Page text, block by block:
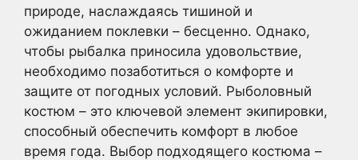
природе, наслаждаясь тишиной и
ожиданием поклевки – бесценно. Однако,
чтобы рыбалка приносила удовольствие,
необходимо позаботиться о комфорте и
защите от погодных условий. Рыболовный
костюм – это ключевой элемент экипировки,
способный обеспечить комфорт в любое
время года. Выбор подходящего костюма –